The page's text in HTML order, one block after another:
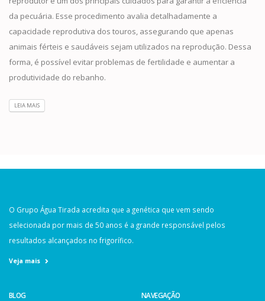
da pecuária. Esse procedimento avalia detalhadamente a
capacidade reprodutiva dos touros, assegurando que apenas
animais férteis e saudáveis sejam utilizados na reprodução. Dessa
forma, é possível evitar problemas de fertilidade e aumentar a
produtividade do rebanho.
LEIA MAIS
O Grupo Água Tirada acredita que a genética que vem sendo
selecionada por mais de 50 anos é a grande responsável pelos
resultados alcançados no frigorífico.
Veja mais
BLOG NAVEGAÇÃO